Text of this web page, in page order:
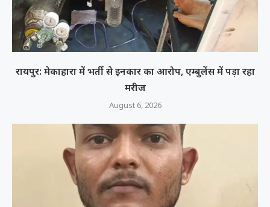
रायपुर: मेकाहारा में भर्ती से इनकार का आरोप, एम्बुलेंस में पड़ा रहा
मरीज
August 6, 2026